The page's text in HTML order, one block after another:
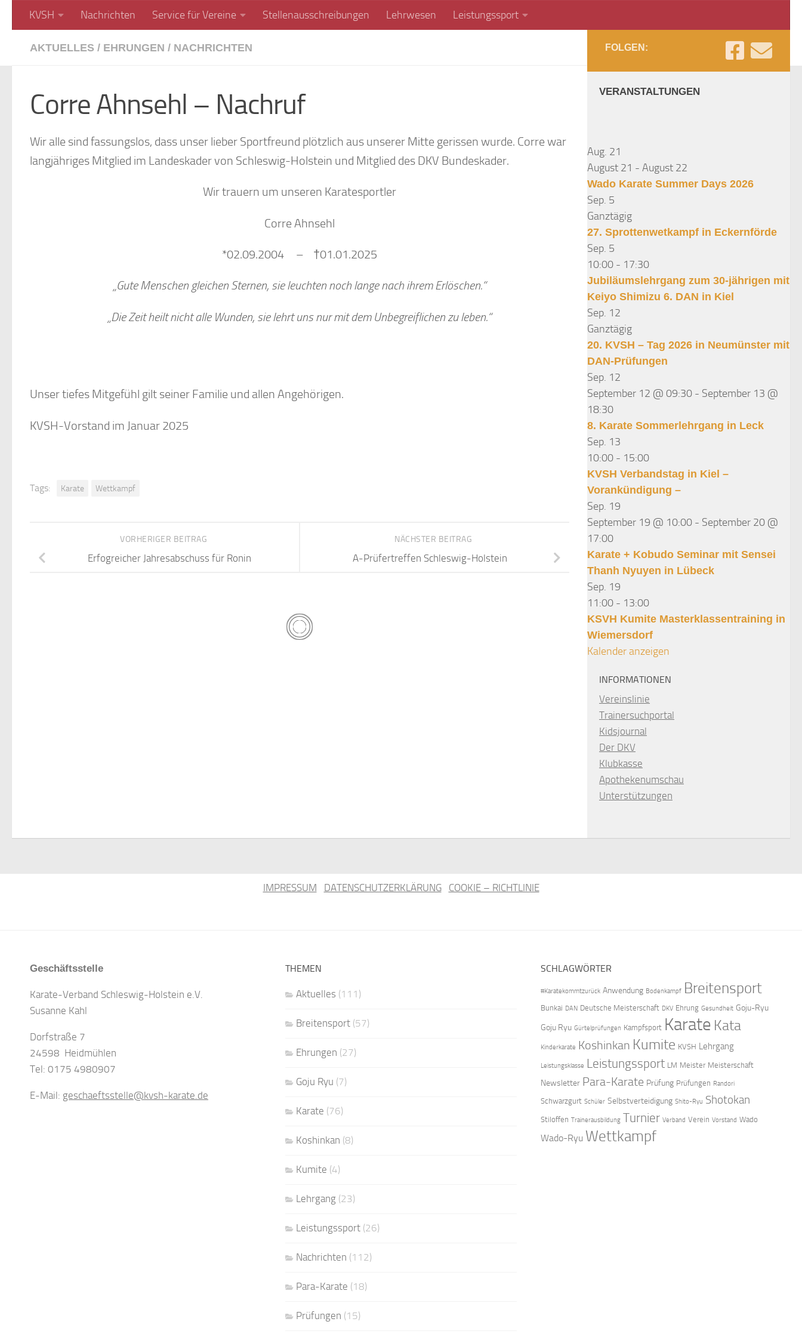
Unter dem Inhalt
KVSH Nachrichten Service für Vereine Stellenausschreibungen Lehrwesen Leistungssport
AKTUELLES / EHRUNGEN / NACHRICHTEN
Corre Ahnsehl – Nachruf
Wir alle sind fassungslos, dass unser lieber Sportfreund plötzlich aus unserer Mitte gerissen wurde. Corre war
langjähriges Mitglied im Landeskader von Schleswig-Holstein und Mitglied des DKV Bundeskader.
Wir trauern um unseren Karatesportler
Corre Ahnsehl
*02.09.2004 – †01.01.2025
„Gute Menschen gleichen Sternen, sie leuchten noch lange nach ihrem Erlöschen.“
„Die Zeit heilt nicht alle Wunden, sie lehrt uns nur mit dem Unbegreiflichen zu leben.“
Unser tiefes Mitgefühl gilt seiner Familie und allen Angehörigen.
KVSH-Vorstand im Januar 2025
Tags: Karate Wettkampf
NÄCHSTER BEITRAG
A-Prüfertreffen Schleswig-Holstein
VORHERIGER BEITRAG
Erfogreicher Jahresabschuss für Ronin
FOLGEN:
VERANSTALTUNGEN
Aug. 21
August 21 - August 22
Wado Karate Summer Days 2026
Sep. 5
Ganztägig
27. Sprottenwetkampf in Eckernförde
Sep. 5
10:00 - 17:30
Jubiläumslehrgang zum 30-jährigen mit
Keiyo Shimizu 6. DAN in Kiel
Sep. 12
Ganztägig
20. KVSH – Tag 2026 in Neumünster mit
DAN-Prüfungen
Sep. 12
September 12 @ 09:30 - September 13 @
18:30
8. Karate Sommerlehrgang in Leck
Sep. 13
10:00 - 15:00
KVSH Verbandstag in Kiel –
Vorankündigung –
Sep. 19
September 19 @ 10:00 - September 20 @
17:00
Karate + Kobudo Seminar mit Sensei
Thanh Nyuyen in Lübeck
Sep. 19
11:00 - 13:00
KSVH Kumite Masterklassentraining in
Wiemersdorf
Kalender anzeigen
INFORMATIONEN
Vereinslinie
Trainersuchportal
Kidsjournal
Der DKV
Klubkasse
Apothekenumschau
Unterstützungen
IMPRESSUM DATENSCHUTZERKLÄRUNG COOKIE – RICHTLINIE
Geschäftsstelle
Karate-Verband Schleswig-Holstein e.V.
Susanne Kahl
Dorfstraße 7
24598 Heidmühlen
Tel: 0175 4980907
E-Mail: geschaeftsstelle@kvsh-karate.de
THEMEN
Aktuelles (111)
Breitensport(57)
Ehrungen (27)
Goju Ryu (7)
Karate (76)
Koshinkan (8)
Kumite (4)
Lehrgang(23)
Leistungssport(26)
Nachrichten (112)
Para-Karate (18)
Prüfungen (15)
SCHLAGWÖRTER
#Karatekommtzurück Anwendung Bodenkampf Breitensport
Bunkai DAN Deutsche Meisterschaft DKV Ehrung Gesundheit Goju-Ryu
Goju Ryu Gürtelprüfungen Kampfsport Karate Kata
Kinderkarate Koshinkan Kumite KVSH Lehrgang
Leistungsklasse Leistungssport LM Meister Meisterschaft
Newsletter Para-Karate Prüfung Prüfungen Randori
Schwarzgurt Schüler Selbstverteidigung Shito-Ryu Shotokan
Stiloffen Trainerausbildung Turnier Verband Verein Vorstand Wado
Wado-Ryu Wettkampf